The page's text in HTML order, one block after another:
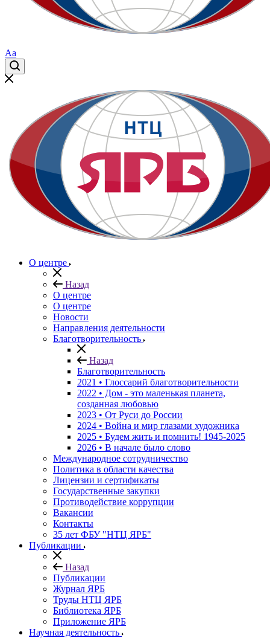
Aa
О центре
Назад
О центре
О центре
Новости
Направления деятельности
Благотворительность
Назад
Благотворительность
2021 • Глоссарий благотворительности
2022 • Дом - это маленькая планета,
созданная любовью
2023 • От Руси до России
2024 • Война и мир глазами художника
2025 • Будем жить и помнить! 1945-2025
2026 • В начале было слово
Международное сотрудничество
Политика в области качества
Лицензии и сертификаты
Государственные закупки
Противодействие коррупции
Вакансии
Контакты
35 лет ФБУ "НТЦ ЯРБ"
Публикации
Назад
Публикации
Журнал ЯРБ
Труды НТЦ ЯРБ
Библиотека ЯРБ
Приложение ЯРБ
Научная деятельность